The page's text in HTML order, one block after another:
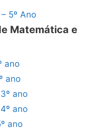
5º Ano
Matemática e
ano
ano
ano
ano
ano